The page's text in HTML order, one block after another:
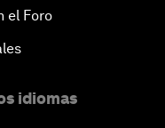
el Foro
idiomas